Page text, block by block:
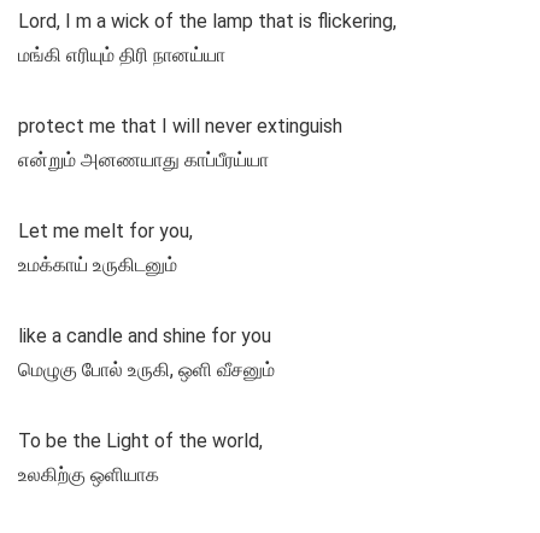
Lord, I m a wick of the lamp that is flickering,
மங்கி எரியும் திரி நானய்யா
protect me that I will never extinguish
என்றும் அனணயாது காப்பீரய்யா
Let me melt for you,
உமக்காய் உருகிடனும்
like a candle and shine for you
மெழுகு போல் உருகி, ஒளி வீசனும்
To be the Light of the world,
உலகிற்கு ஒளியாக